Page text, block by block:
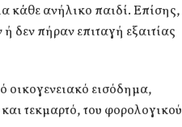
κάθε ανήλικο παιδί. Επίσης,
δεν πήραν επιταγή εξαιτίας
οικογενειακό εισόδημα,
τεκμαρτό, του φορολογικού